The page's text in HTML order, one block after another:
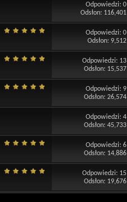
Odpowiedzi:0
Odsłon: 116,401
Odpowiedzi:0
Odsłon: 9,512
Odpowiedzi: 13
Odsłon: 15,537
Odpowiedzi:9
Odsłon: 26,574
Odpowiedzi:4
Odsłon: 45,733
Odpowiedzi:6
Odsłon: 14,886
Odpowiedzi: 15
Odsłon: 19,676